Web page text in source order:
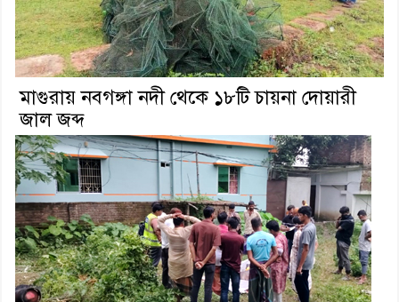
মাগুরায় নবগঙ্গা নদী থেকে ১৮টি চায়না দোয়ারী
জাল জব্দ